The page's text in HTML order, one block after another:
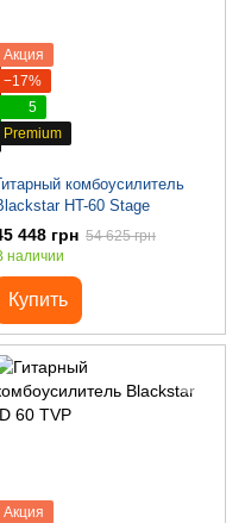
Акция
−17%
5
Premium
комбоусилитель
HT-60 Stage
448 грн 54 625 грн
наличии
Купить
Акция